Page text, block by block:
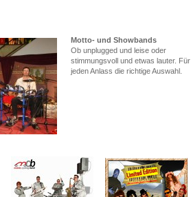
Motto- und Showbands
Ob unplugged und leise oder
stimmungsvoll und etwas lauter. Für
jeden Anlass die richtige Auswahl.